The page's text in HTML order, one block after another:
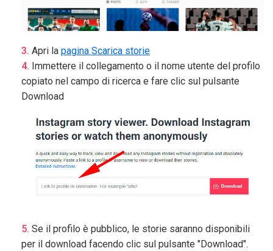
Apri la pagina Scarica storie
Immettere il collegamento o il nome utente del profilo
copiato nel campo di ricerca e fare clic sul pulsante
Download
Se il profilo è pubblico, le storie saranno disponibili
per il download facendo clic sul pulsante "Download".